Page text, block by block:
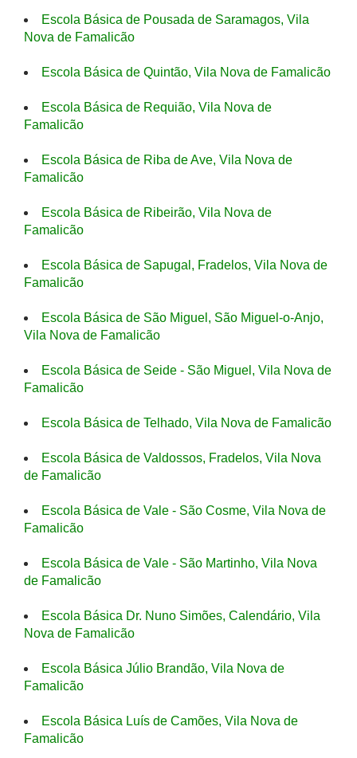
Escola Básica de Pousada de Saramagos, Vila
Nova de Famalicão
Escola Básica de Quintão, Vila Nova de Famalicão
Escola Básica de Requião, Vila Nova de
Famalicão
Escola Básica de Riba de Ave, Vila Nova de
Famalicão
Escola Básica de Ribeirão, Vila Nova de
Famalicão
Escola Básica de Sapugal, Fradelos, Vila Nova de
Famalicão
Escola Básica de São Miguel, São Miguel-o-Anjo,
Vila Nova de Famalicão
Escola Básica de Seide - São Miguel, Vila Nova de
Famalicão
Escola Básica de Telhado, Vila Nova de Famalicão
Escola Básica de Valdossos, Fradelos, Vila Nova
de Famalicão
Escola Básica de Vale - São Cosme, Vila Nova de
Famalicão
Escola Básica de Vale - São Martinho, Vila Nova
de Famalicão
Escola Básica Dr. Nuno Simões, Calendário, Vila
Nova de Famalicão
Escola Básica Júlio Brandão, Vila Nova de
Famalicão
Escola Básica Luís de Camões, Vila Nova de
Famalicão